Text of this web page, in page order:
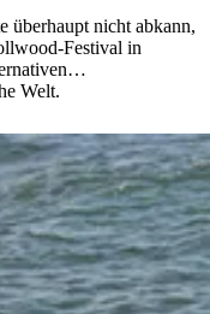
überhaupt nicht abkann,
Festival in
Welt.